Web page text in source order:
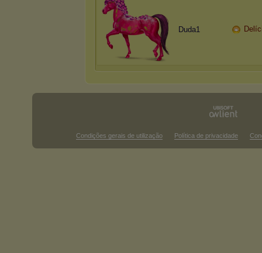
Duda1
Condições gerais de utilização Política de privacidade